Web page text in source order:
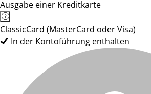
Ausgabe einer Kreditkarte
ClassicCard (MasterCard oder Visa)
In der Kontoführung enthalten